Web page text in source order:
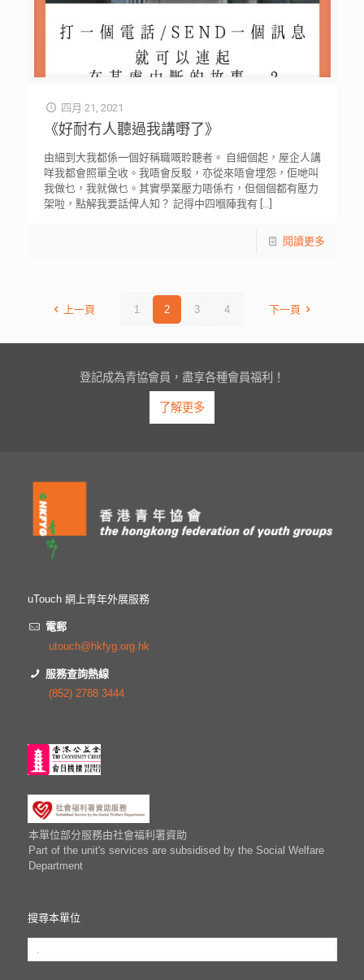
四月 21, 2021
《好耐冇人聽過我講嘢了》
由細到大我都係一個好稱職嘅聆聽者。 自細個起，屋企人講
咩我都會照單全收。我唔會反駁，亦從來唔會埋怨，佢哋叫
我做乜，我就做乜。其實學業壓力唔係冇，但個個都有壓力
架啦，點解我要話俾人知？ 記得中四嗰陣我有[…]
閱讀更多
上一頁 1 2 3 4 下一頁
登記成為青協會員，盡享各種會員福利！
了解更多
uTouch 網上青年外展服務
電郵
utouch@hkfyg.org.hk
服務查詢熱線
(852) 2788 3444
本單位部分服務由社會福利署資助
Part of the unit's services are subsidised by the Social Welfare
Department
搜尋本單位